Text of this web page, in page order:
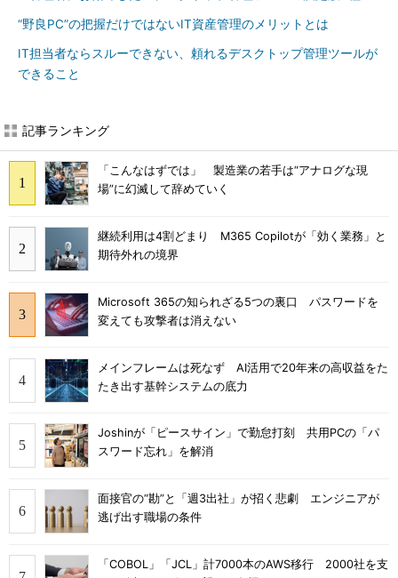
“野良PC”の把握だけではないIT資産管理のメリットとは
IT担当者ならスルーできない、頼れるデスクトップ管理ツールが
できること
記事ランキング
「こんなはずでは」 製造業の若手は“アナログな現
場”に幻滅して辞めていく
継続利用は4割どまり M365 Copilotが「効く業務」と
期待外れの境界
Microsoft 365の知られざる5つの裏口 パスワードを
変えても攻撃者は消えない
メインフレームは死なず AI活用で20年来の高収益をた
たき出す基幹システムの底力
Joshinが「ピースサイン」で勤怠打刻 共用PCの「パ
スワード忘れ」を解消
面接官の“勘”と「週3出社」が招く悲劇 エンジニアが
逃げ出す職場の条件
「COBOL」「JCL」計7000本のAWS移行 2000社を支